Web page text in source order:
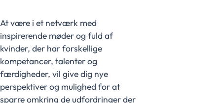
At være i et netværk med
inspirerende møder og fuld af
kvinder, der har forskellige
kompetancer, talenter og
færdigheder, vil give dig nye
perspektiver og mulighed for at
sparre omkring de udfordringer der